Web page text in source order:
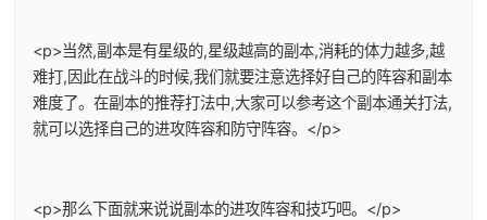
<p>当然,副本是有星级的,星级越高的副本,消耗的体力越多,越
难打,因此在战斗的时候,我们就要注意选择好自己的阵容和副本
难度了。在副本的推荐打法中,大家可以参考这个副本通关打法,
就可以选择自己的进攻阵容和防守阵容。</p>
<p>那么下面就来说说副本的进攻阵容和技巧吧。</p>